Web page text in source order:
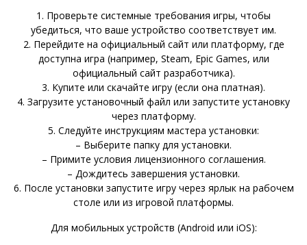
1. Проверьте системные требования игры, чтобы
убедиться, что ваше устройство соответствует им.
2. Перейдите на официальный сайт или платформу, где
доступна игра (например, Steam, Epic Games, или
официальный сайт разработчика).
3. Купите или скачайте игру (если она платная).
4. Загрузите установочный файл или запустите установку
через платформу.
5. Следуйте инструкциям мастера установки:
– Выберите папку для установки.
– Примите условия лицензионного соглашения.
– Дождитесь завершения установки.
6. После установки запустите игру через ярлык на рабочем
столе или из игровой платформы.
Для мобильных устройств (Android или iOS):